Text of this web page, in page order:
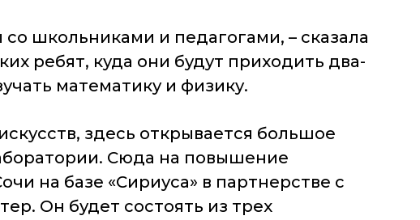
школьниками и педагогами, – сказала
ребят, куда они будут приходить два-
математику и физику.
здесь открывается большое
Сюда на повышение
на базе «Сириуса» в партнерстве с
Он будет состоять из трех